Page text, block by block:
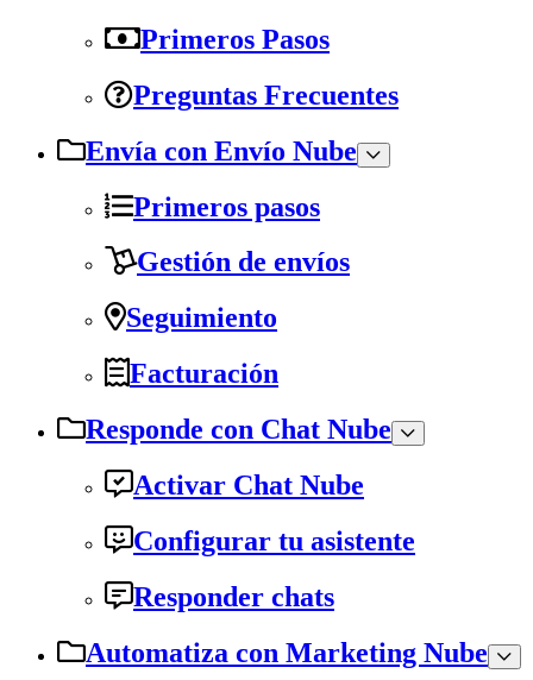
Primeros Pasos
Preguntas Frecuentes
Envía con Envío Nube
Primeros pasos
Gestión de envíos
Seguimiento
Facturación
Responde con Chat Nube
Activar Chat Nube
Configurar tu asistente
Responder chats
Automatiza con Marketing Nube